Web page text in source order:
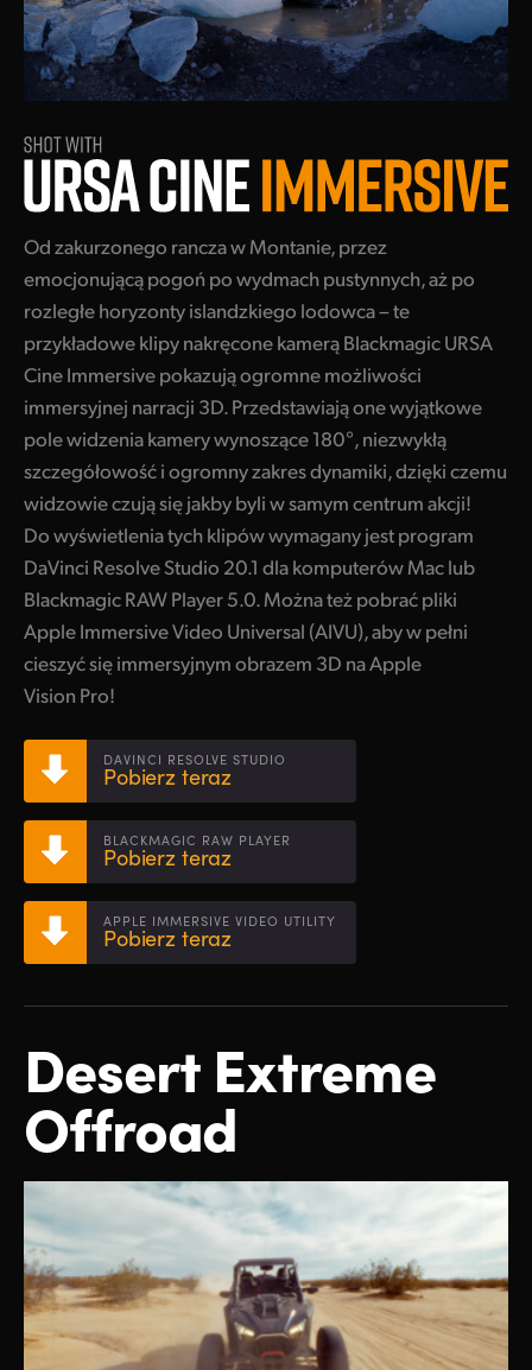
Finland
France
Hong Kong SAR, China
Italy
Japan
Korea
Mexico
Malaysia
Netherlands
Norway
Polska
Portugal
Singapore
South Africa
Spain
Sweden
UAE
Ukraine
United Kingdom
Od zakurzonego rancza w Montanie, przez
emocjonującą pogoń po wydmach pustynnych, aż po
rozległe horyzonty islandzkiego lodowca – te
przykładowe klipy nakręcone kamerą Blackmagic URSA
Cine Immersive pokazują ogromne możliwości
immersyjnej narracji 3D. Przedstawiają one wyjątkowe
pole widzenia kamery wynoszące 180°, niezwykłą
szczegółowość i ogromny zakres dynamiki, dzięki czemu
widzowie czują się jakby byli w samym centrum akcji!
Do wyświetlenia tych klipów wymagany jest program
DaVinci Resolve Studio 20.1 dla komputerów Mac lub
Blackmagic RAW Player 5.0. Można też pobrać pliki
Apple Immersive Video Universal (AIVU), aby w pełni
cieszyć się immersyjnym obrazem 3D na Apple
Vision Pro!
DAVINCI RESOLVE STUDIO
Pobierz teraz
BLACKMAGIC RAW PLAYER
Pobierz teraz
APPLE IMMERSIVE VIDEO UTILITY
Pobierz teraz
Desert Extreme
Offroad